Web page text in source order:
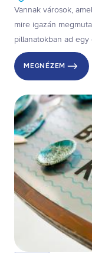
Vannak városok,
mire igazán
pillanatokban ad
részleteken
váratlan kilátáson,
továbbindulsz, már
MEGNÉZEM